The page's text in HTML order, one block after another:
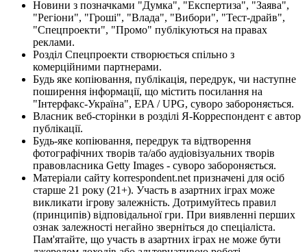
Новини з позначками "Думка", "Експертиза", "Заява",
"Регіони", "Гроші", "Влада", "Вибори", "Тест-драйв",
"Спецпроекти", "Промо" публікуються на правах
реклами.
Розділ Спецпроекти створюється спільно з
комерційними партнерами.
Будь яке копіювання, публікація, передрук, чи наступне
поширення інформації, що містить посилання на
"Інтерфакс-Україна", EPA / UPG, суворо забороняється.
Власник веб-сторінки в розділі Я-Корреспондент є автор
публікації.
Будь-яке копіювання, передрук та відтворення
фотографічних творів та/або аудіовізуальних творів
правовласника Getty Images - суворо забороняється.
Матеріали сайту korrespondent.net призначені для осіб
старше 21 року (21+). Участь в азартних іграх може
викликати ігрову залежність. Дотримуйтесь правил
(принципів) відповідальної гри. При виявленні перших
ознак залежності негайно зверніться до спеціаліста.
Пам'ятайте, що участь в азартних іграх не може бути